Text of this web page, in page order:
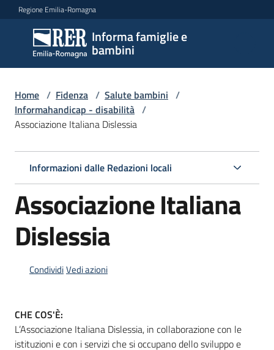
Vai al contenuto
Vai alla navigazione
Vai al footer
Regione Emilia-Romagna
Informa famiglie e
bambini
Informa
famiglie
e
bambini
Centri
per
famiglie
Informazioni
locali
Home / Fidenza / Salute bambini /
Informahandicap - disabilità /
Associazione Italiana Dislessia
Informazioni dalle Redazioni locali
Associazione Italiana
Dislessia
CondividiVedi azioni
CHE COS'È:
L’Associazione Italiana Dislessia, in collaborazione con le
istituzioni e con i servizi che si occupano dello sviluppo e